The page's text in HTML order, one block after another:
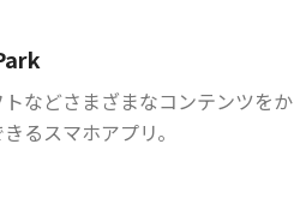
などさまざまなコンテンツをか
るスマホアプリ。